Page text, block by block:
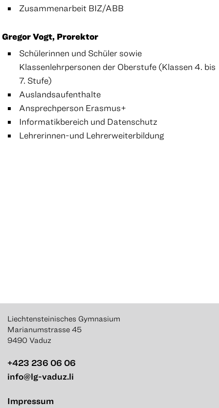
Zusammenarbeit BIZ/ABB
Gregor Vogt, Prorektor
Schülerinnen und Schüler sowie
Klassenlehrpersonen der Oberstufe (Klassen 4. bis
7. Stufe)
Auslandsaufenthalte
Ansprechperson Erasmus+
Informatikbereich und Datenschutz
Lehrerinnen-und Lehrerweiterbildung
Liechtensteinisches Gymnasium
Marianumstrasse 45
9490 Vaduz
+423 236 06 06
info@lg-vaduz.li
Impressum